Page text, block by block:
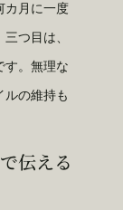
カ月に一度
つ目は、
す。無理な
ルの維持も
伝える